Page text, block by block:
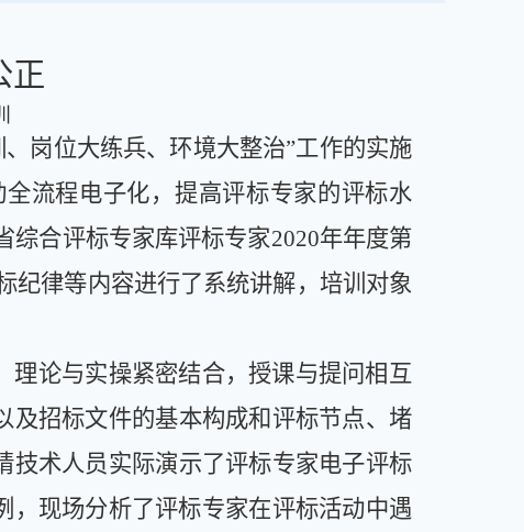
正
、岗位大练兵、环境大整治”工作的实施
流程电子化，提高评标专家的评标水
综合评标专家库评标专家2020年年度第
纪律等内容进行了系统讲解，培训对象
理论与实操紧密结合，授课与提问相互
及招标文件的基本构成和评标节点、堵
技术人员实际演示了评标专家电子评标
，现场分析了评标专家在评标活动中遇